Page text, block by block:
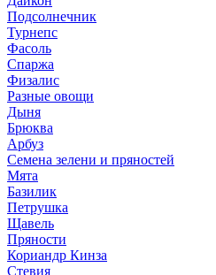
Подсолнечник
Турнепс
Фасоль
Спаржа
Физалис
Разные овощи
Дыня
Брюква
Арбуз
Семена зелени и пряностей
Мята
Базилик
Петрушка
Щавель
Пряности
Кориандр Кинза
Стевия